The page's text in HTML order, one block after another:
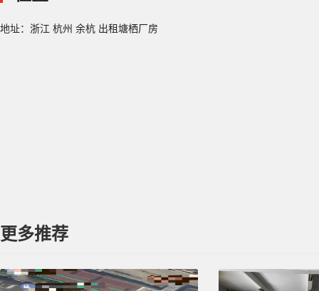
地址：浙江 杭州 余杭 出租塘栖厂房
更多推荐